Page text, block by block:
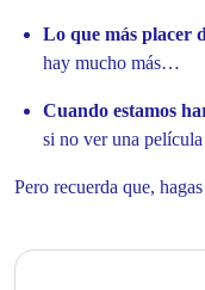
Lo que más placer
hay mucho más…
Cuando estamos
si no ver una
Pero recuerda que,